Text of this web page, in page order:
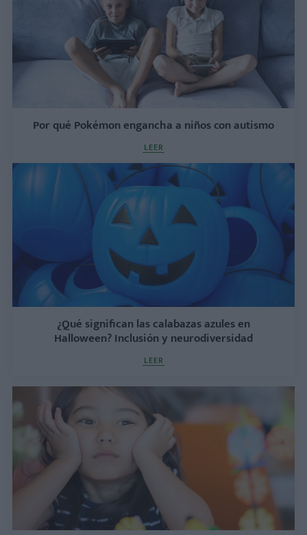
Por qué Pokémon engancha a niños con autismo
LEER
¿Qué significan las calabazas azules en
Halloween? Inclusión y neurodiversidad
LEER